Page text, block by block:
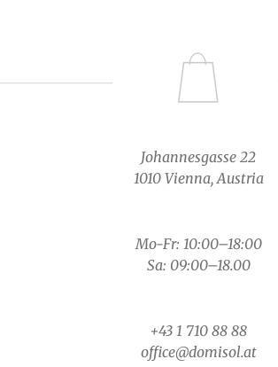
Johannesgasse 22
1010 Vienna, Austria
Mo-Fr: 10:00–18:00
Sa: 09:00–18.00
+43 1 710 88 88
office@domisol.at